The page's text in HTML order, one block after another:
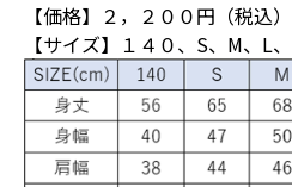
【価格】２，２００円（税込）
【サイズ】１４０、S、M、L